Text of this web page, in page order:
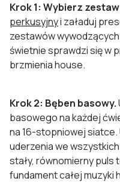
Krok 1: Wybierz
perkusyjnyi załaduj
zestawów
świetnie sprawdzi się w
brzmienia house.
Krok 2: Bęben basowy.
basowego na każdej
na 16-stopniowej siatce.
uderzenia we
stały, równomierny puls
fundament całej muzyki